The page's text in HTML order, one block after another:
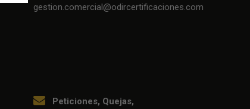
gestion.comercial@odircertificaciones.com
Peticiones, Quejas,